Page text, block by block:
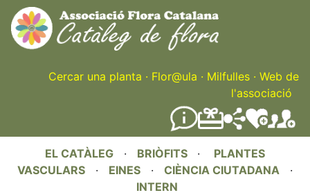
Skip
to
main
content
Cercar una planta · Flor@ula · Milfulles · Web de
l'associació
EL CATÀLEG · BRIÒFITS · PLANTES
VASCULARS · EINES · CIÈNCIA CIUTADANA ·
INTERN